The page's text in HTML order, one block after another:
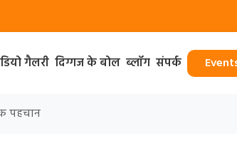
गैलरी दिग्गज के बोल ब्लॉग संपर्क
पहचान